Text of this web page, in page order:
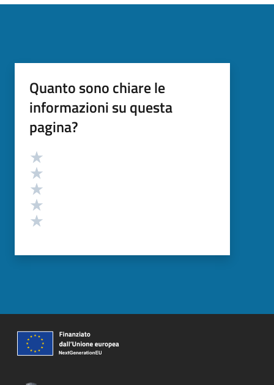
Quanto sono chiare le
informazioni su questa
pagina?
Valutazione